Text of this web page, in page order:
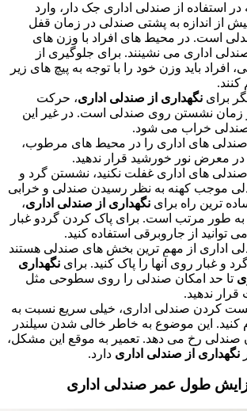
در استفاده از صندلی اداری جک دار، وارد
از اندازه به پشتی صندلی در زمان قفل
است. در محیط های افراد با وزن های
اداری می نشینند. برای جلوگیری از
افراد باید وزن خود را با توجه به پیچ های زیر
برای نگهداری از صندلی اداری، حرکت
زمان نشستن روی صندلی است. در غیر این
خراب می شود.
صندلی های اداری را در محیط های مرطوب،
در معرض نور خورشید قرار ندهید.
صندلی های اداری غفلت نکنید، نشستن گرد و
موجب کهنه به نظر رسیدن صندلی و خرابی
ترین راه برای نگهداری از صندلی اداری،
به طور مرتب است. برای پاک کردن گردو غبار
توانید از جاروبرقی استفاده کنید.
اداری از مهم ترین بخش های صندلی هستند
و غبار روی آنها را پاک کنید. برای نگهداری
تا حد امکان صندلی را روی سطوحی مثل
ندهید.
کردن صندلی اداری، خیلی سریع نسبت به
کنید. این موضوع به خاطر خالی شدن سیلندر
صندلی رخ می دهد. تعمیر به موقع این مشکل،
نگهداری از صندلی اداری دارد.
طول عمر صندلی اداری